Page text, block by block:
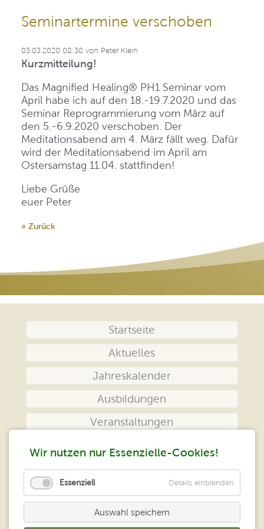
Seminartermine verschoben
03.03.2020 08:38 von Peter Klein
Kurzmitteilung!
Das Magnified Healing® PH1 Seminar vom
April habe ich auf den 18.-19.7.2020 und das
Seminar Reprogrammierung vom März auf
den 5.-6.9.2020 verschoben. Der
Meditationsabend am 4. März fällt weg. Dafür
wird der Meditationsabend im April am
Ostersamstag 11.04. stattfinden!
Liebe Grüße
euer Peter
» Zurück
überspringen
Startseite
Aktuelles
Jahreskalender
Ausbildungen
Veranstaltungen
Kontakt
Datenschutz
Wir nutzen nur Essenzielle-Cookies!
Essenziell Details einblenden
Auswahl speichern